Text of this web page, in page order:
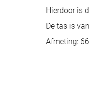
Hierdoor is
De tas is
Afmeting: